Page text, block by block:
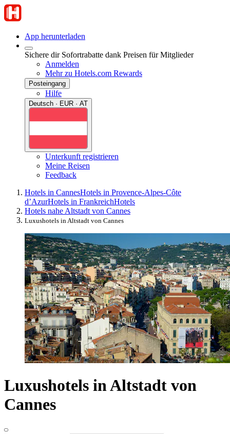
App herunterladen
Sichere dir Sofortrabatte dank Preisen für Mitglieder
Anmelden
Mehr zu Hotels.com Rewards
Posteingang
Hilfe
Deutsch · EUR · AT
Unterkunft registrieren
Meine Reisen
Feedback
Hotels in CannesHotels in Provence-Alpes-Côte
d’AzurHotels in FrankreichHotels
Hotels nahe Altstadt von Cannes
Luxushotels in Altstadt von Cannes
Luxushotels in Altstadt von
Cannes